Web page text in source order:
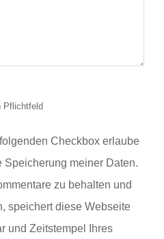
Pflichtfeld
Checkbox erlaube
Speicherung meiner Daten.
zu behalten und
speichert diese Webseite
und Zeitstempel Ihres